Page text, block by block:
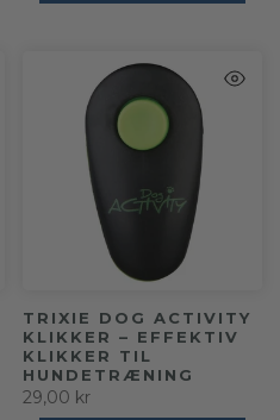
TRIXIE DOG ACTIVITY
KLIKKER – EFFEKTIV
KLIKKER TIL
HUNDETRÆNING
29,00 kr